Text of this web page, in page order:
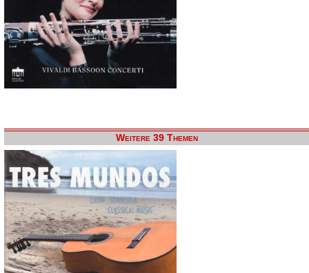
Weitere 39 Themen